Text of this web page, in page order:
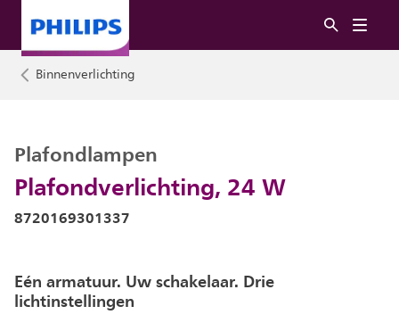
Binnenverlichting
Plafondverlichting, 24 W
Plafondlampen
8720169301337
Eén armatuur. Uw schakelaar. Drie
lichtinstellingen